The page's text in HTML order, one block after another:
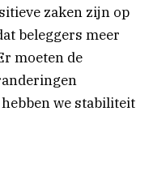
zaken zijn op
beleggers meer
moeten de
we stabiliteit